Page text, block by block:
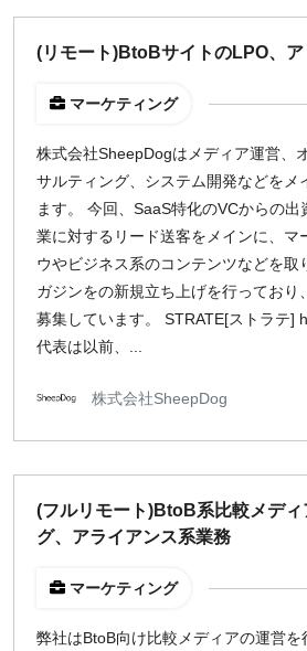
(リモート)BtoBサイトのLPO、ア
マーケティング
株式会社SheepDogはメディア運営、
サルティング、システム開発などをメ
ます。 今回、SaaS特化のVCからの
業に対するリード送客をメインに、マ
ウやビジネス系のコンテンツなどを取
ガジンをの新規立ち上げを行っており
募集しています。 STRATE[ストラテ]
代表は以前、...
株式会社SheepDog
(フルリモート)BtoB系比較メデ
グ、アライアンス系業務
マーケティング
弊社はBtoB向け比較メディアの運営を